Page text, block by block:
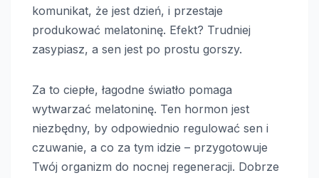
komunikat, że jest dzień, i przestaje
produkować melatoninę. Efekt? Trudniej
zasypiasz, a sen jest po prostu gorszy.
Za to ciepłe, łagodne światło pomaga
wytwarzać melatoninę. Ten hormon jest
niezbędny, by odpowiednio regulować sen i
czuwanie, a co za tym idzie – przygotowuje
Twój organizm do nocnej regeneracji. Dobrze